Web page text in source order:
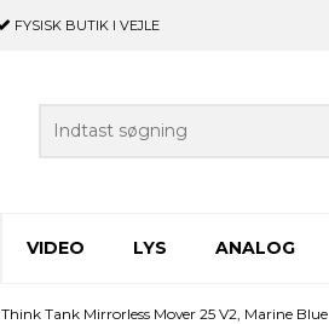
FYSISK BUTIK I VEJLE
VIDEO LYS ANALOG
Think Tank Mirrorless Mover 25 V2, Marine Blue